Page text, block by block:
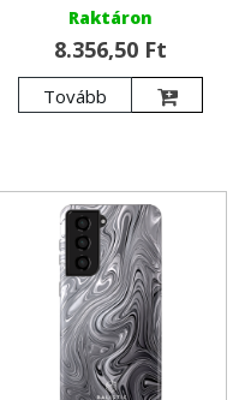
Raktáron
8.356,50 Ft
Tovább